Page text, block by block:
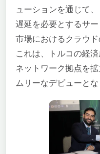
ューションを通じて
遅延を必要とするサ
市場におけるクラウド
これは、トルコの経
ネットワーク拠点を
ムリーなデビューとな